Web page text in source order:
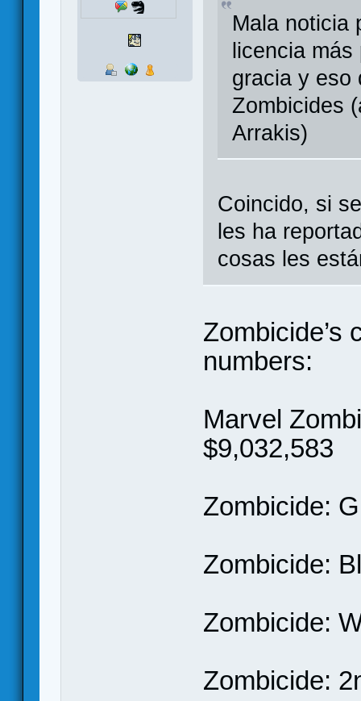
Mala noticia
licencia
gracia y eso
Zombicides
Arrakis)
Coincido, si
les ha
cosas les
Zombicide’s
numbers:
Marvel
$9,032,583
Zombicide:
Zombicide:
Zombicide:
Zombicide: